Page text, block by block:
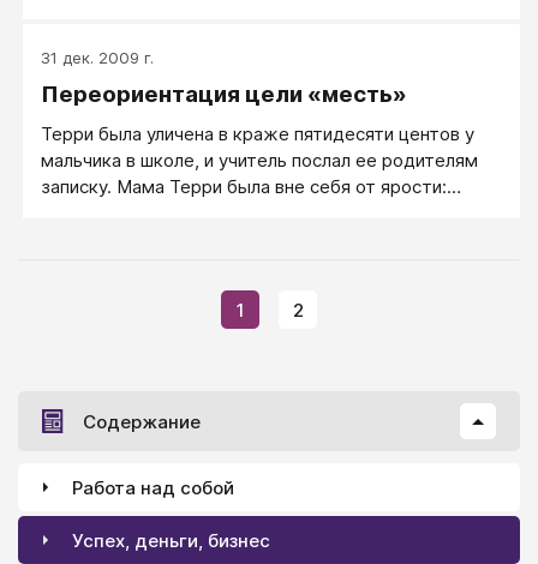
почему? Я посмотрю всего пятнадцать минут,
ладно? Дай мне посмотреть, и я больше никогда не
сын. Лицо папы краснеет от злости, и он указывает
на Майкла пальцем: «Ты слышал, что я тебе сказал?
Я сказал выключить телевизор... Немедленно!»
31 дек. 2009 г.
Переориентация цели «месть»
Терри была уличена в краже пятидесяти центов у
мальчика в школе, и учитель послал ее родителям
записку. Мама Терри была вне себя от ярости:
свою комнату! Я не хочу видеть и слышать тебя до
тех пор, пока ты не осознаешь свою вину и не
1 2
Содержание
Работа над собой
Успех, деньги, бизнес